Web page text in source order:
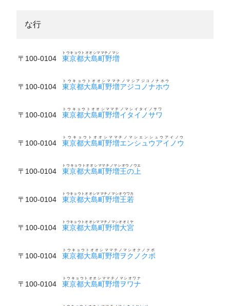
な行
〒100-0104 東京都大島町野増
トウキョウトオオシママチノマシ
〒100-0104 東京都大島町野増アジコノナホウ
トウキョウトオオシママチノマシアジコノナホウ
〒100-0104 東京都大島町野増イタイノサワ
トウキョウトオオシママチノマシイタイノサワ
〒100-0104 東京都大島町野増エンシュウアイノウ
トウキョウトオオシママチノマシエンシュウアイノウ
〒100-0104 東京都大島町野増王の上
トウキョウトオオシママチノマシオウノウエ
〒100-0104 東京都大島町野増王若
トウキョウトオオシママチノマシオウワカ
〒100-0104 東京都大島町野増大宮
トウキョウトオオシママチノマシオオミヤ
〒100-0104 東京都大島町野増ヲクノクボ
トウキョウトオオシママチノマシオクノクボ
〒100-0104 東京都大島町野増ヲワナ
トウキョウトオオシママチノマシオワナ